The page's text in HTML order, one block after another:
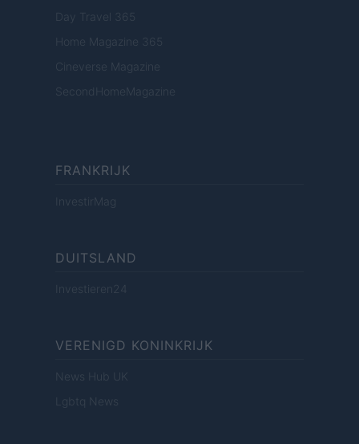
Day Travel 365
Home Magazine 365
Cineverse Magazine
SecondHomeMagazine
FRANKRIJK
InvestirMag
DUITSLAND
Investieren24
VERENIGD KONINKRIJK
News Hub UK
Lgbtq News